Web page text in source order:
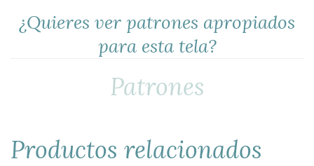
¿Quieres ver patrones apropiados
para esta tela?
Patrones
Productos relacionados